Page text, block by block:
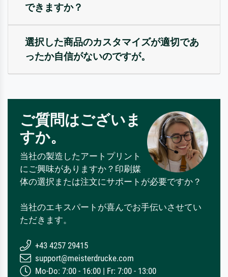
できますか？
選択した商品のカスタマイズが適切であ
ったか自信がないのですが。
ご質問はございま
すか。
当社の製造したアートプリント
にご興味がありますか？印刷媒
体の選択または注文にサポートが必要ですか？
当社のエキスパートが喜んでお手伝いさせてい
ただきます。
+43 4257 29415
support@meisterdrucke.com
Mo-Do: 7:00 - 16:00 | Fr: 7:00 - 13:00